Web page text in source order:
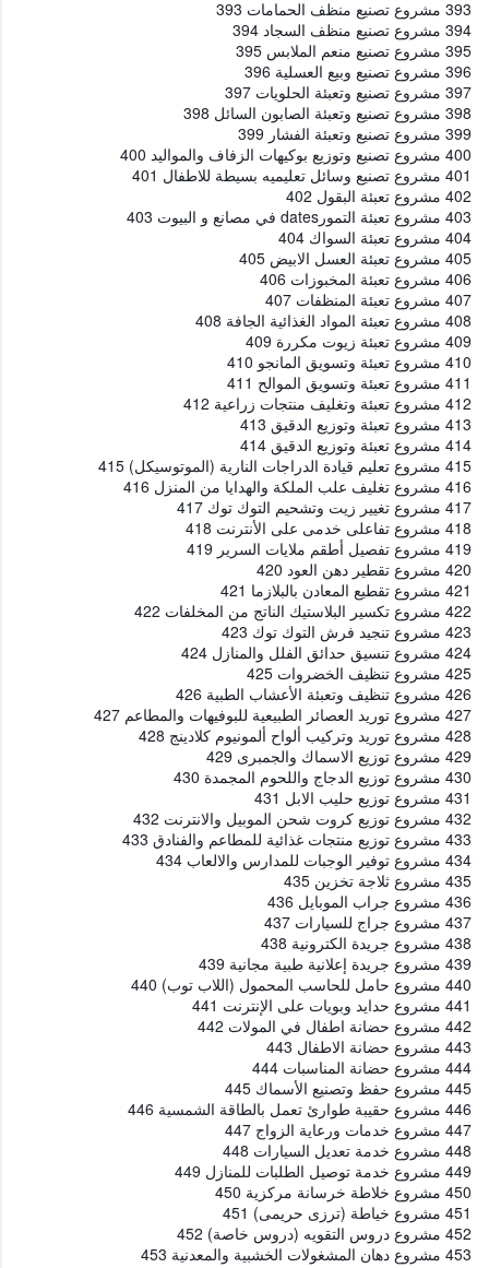
393 مشروع تصنيع منظف الحمامات 393
394 مشروع تصنيع منظف السجاد 394
395 مشروع تصنيع منعم الملابس 395
396 مشروع تصنيع وبيع العسلية 396
397 مشروع تصنيع وتعبئة الحلويات 397
398 مشروع تصنيع وتعبئة الصابون السائل 398
399 مشروع تصنيع وتعبئة الفشار 399
400 مشروع تصنيع وتوزيع بوكيهات الزفاف والمواليد 400
401 مشروع تصنيع وسائل تعليميه بسيطة للاطفال 401
402 مشروع تعبئة البقول 402
403 مشروع تعبئة التمورdates في مصانع و البيوت 403
404 مشروع تعبئة السواك 404
405 مشروع تعبئة العسل الابيض 405
406 مشروع تعبئة المخبوزات 406
407 مشروع تعبئة المنظفات 407
408 مشروع تعبئة المواد الغذائية الجافة 408
409 مشروع تعبئة زيوت مكررة 409
410 مشروع تعبئة وتسويق المانجو 410
411 مشروع تعبئة وتسويق الموالح 411
412 مشروع تعبئة وتغليف منتجات زراعية 412
413 مشروع تعبئة وتوزيع الدقيق 413
414 مشروع تعبئة وتوزيع الدقيق 414
415 مشروع تعليم قيادة الدراجات النارية (الموتوسيكل) 415
416 مشروع تغليف علب الملكة والهدايا من المنزل 416
417 مشروع تغيير زيت وتشحيم التوك توك 417
418 مشروع تفاعلى خدمى على الأنترنت 418
419 مشروع تفصيل أطقم ملايات السرير 419
420 مشروع تقطير دهن العود 420
421 مشروع تقطيع المعادن بالبلازما 421
422 مشروع تكسير البلاستيك الناتج من المخلفات 422
423 مشروع تنجيد فرش التوك توك 423
424 مشروع تنسيق حدائق الفلل والمنازل 424
425 مشروع تنظيف الخضروات 425
426 مشروع تنظيف وتعبئة الأعشاب الطبية 426
427 مشروع توريد العصائر الطبيعية للبوفيهات والمطاعم 427
428 مشروع توريد وتركيب ألواح ألمونيوم كلادينج 428
429 مشروع توزيع الاسماك والجمبرى 429
430 مشروع توزيع الدجاج واللحوم المجمدة 430
431 مشروع توزيع حليب الابل 431
432 مشروع توزيع كروت شحن الموبيل والانترنت 432
433 مشروع توزيع منتجات غذائية للمطاعم والفنادق 433
434 مشروع توفير الوجبات للمدارس والالعاب 434
435 مشروع ثلاجة تخزين 435
436 مشروع جراب الموبايل 436
437 مشروع جراج للسيارات 437
438 مشروع جريدة الكترونية 438
439 مشروع جريدة إعلانية طبية مجانية 439
440 مشروع حامل للحاسب المحمول (اللاب توب) 440
441 مشروع حدايد وبويات على الإنترنت 441
442 مشروع حضانة اطفال في المولات 442
443 مشروع حضانة الاطفال 443
444 مشروع حضانة المناسبات 444
445 مشروع حفظ وتصنيع الأسماك 445
446 مشروع حقيبة طوارئ تعمل بالطاقة الشمسية 446
447 مشروع خدمات ورعاية الزواج 447
448 مشروع خدمة تعديل السيارات 448
449 مشروع خدمة توصيل الطلبات للمنازل 449
450 مشروع خلاطة خرسانة مركزية 450
451 مشروع خياطة (ترزى حريمى) 451
452 مشروع دروس التقويه (دروس خاصة) 452
453 مشروع دهان المشغولات الخشبية والمعدنية 453